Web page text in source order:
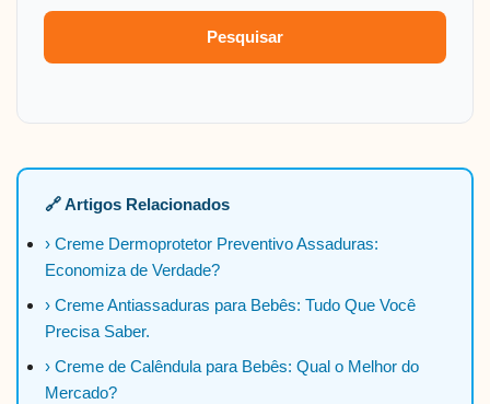
Pesquisar
🔗 Artigos Relacionados
› Creme Dermoprotetor Preventivo Assaduras:
Economiza de Verdade?
› Creme Antiassaduras para Bebês: Tudo Que Você
Precisa Saber.
› Creme de Calêndula para Bebês: Qual o Melhor do
Mercado?